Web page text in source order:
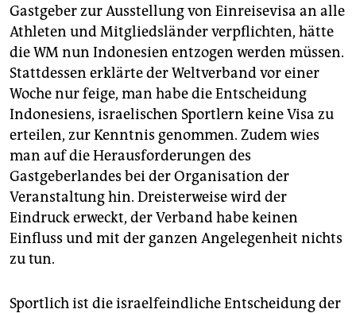
Gastgeber zur Ausstellung von Einreisevisa an alle
Athleten und Mitgliedsländer verpflichten, hätte
die WM nun Indonesien entzogen werden müssen.
Stattdessen erklärte der Weltverband vor einer
Woche nur feige, man habe die Entscheidung
Indonesiens, israelischen Sportlern keine Visa zu
erteilen, zur Kenntnis genommen. Zudem wies
man auf die Herausforderungen des
Gastgeberlandes bei der Organisation der
Veranstaltung hin. Dreisterweise wird der
Eindruck erweckt, der Verband habe keinen
Einfluss und mit der ganzen Angelegenheit nichts
zu tun.
Sportlich ist die israelfeindliche Entscheidung der